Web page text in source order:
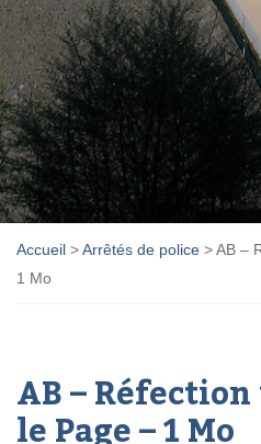
Accueil >Arrêtés de police >AB –
1 Mo
AB –